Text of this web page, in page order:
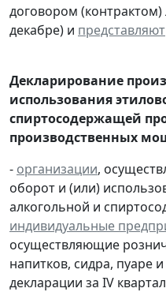
договором (контрактом)
декабре) и представляют
Декларирование
использования
спиртосодержащей
производственных
- организации,
оборот и (или)
алкогольной и
индивидуальные
осуществляющие
напитков, сидра, пуаре
декларации за IV